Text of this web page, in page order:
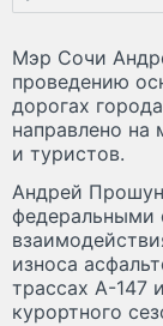
Мэр Сочи
проведению
дорогах
направлено
и туристов.
Андрей
федеральными
износа
трассах А-147
курортного